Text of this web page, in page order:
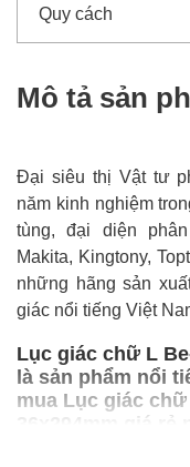
Quy cách
Mô tả sản
Đại siêu thị Vật tư
năm kinh nghiệm
tùng, đại diện
Makita, Kingtony,
những hãng sản
giác nổi tiếng Việt
Lục giác chữ L
là sản phẩm nổi
mua Lục giác chữ
36x294mm giá